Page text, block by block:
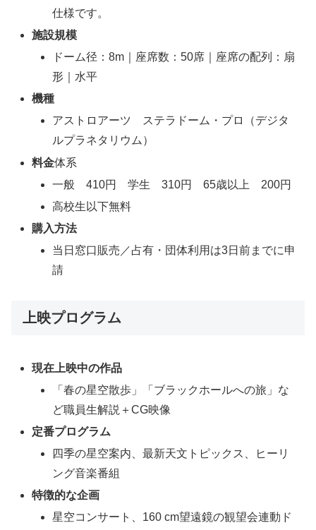
仕様です。
施設規模
ドーム径：8m｜座席数：50席｜座席の配列：扇
形｜水平
機種
アストロアーツ ステラドーム・プロ（デジタ
ルプラネタリウム）
料金体系
一般 410円 学生 310円 65歳以上 200円
高校生以下無料
購入方法
当日窓口販売／占有・団体利用は3日前までに申
請
上映プログラム
現在上映中の作品
「春の星空散歩」「ブラックホールへの旅」な
ど職員生解説＋CG映像
定番プログラム
四季の星空案内、最新天文トピックス、ヒーリ
ング音楽番組
特徴的な企画
星空コンサート、160 cm望遠鏡の観望会連動ド